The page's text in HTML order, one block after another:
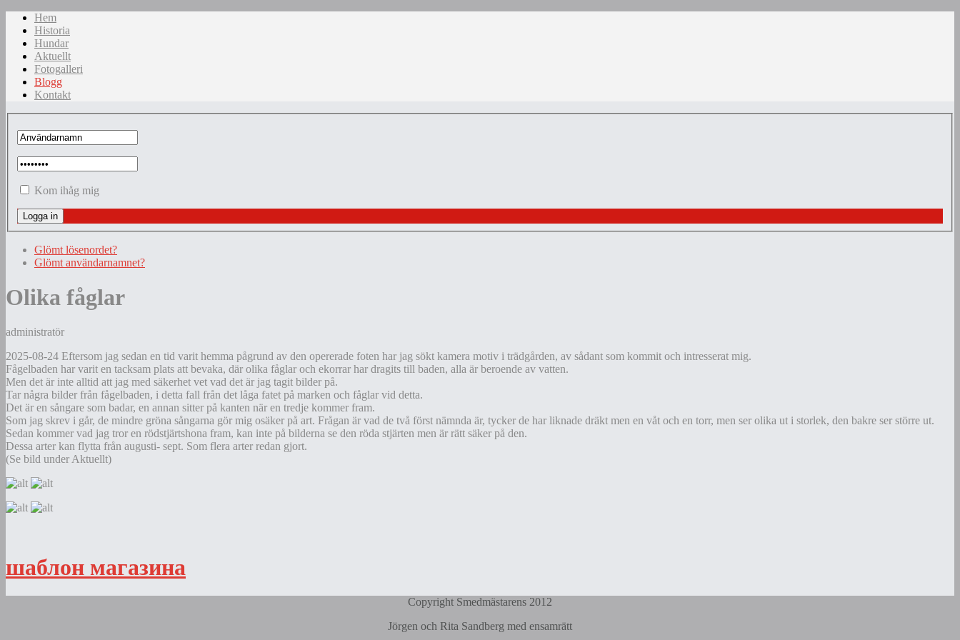
Hem
Historia
Hundar
Aktuellt
Fotogalleri
Blogg
Kontakt
Kom ihåg mig
Glömt lösenordet?
Glömt användarnamnet?
Olika fåglar
administratör
2025-08-24 Eftersom jag sedan en tid varit hemma pågrund av den opererade foten har jag sökt kamera motiv i trädgården, av sådant som kommit och intresserat mig.
Fågelbaden har varit en tacksam plats att bevaka, där olika fåglar och ekorrar har dragits till baden, alla är beroende av vatten.
Men det är inte alltid att jag med säkerhet vet vad det är jag tagit bilder på.
Tar några bilder från fågelbaden, i detta fall från det låga fatet på marken och fåglar vid detta.
Det är en sångare som badar, en annan sitter på kanten när en tredje kommer fram.
Som jag skrev i går, de mindre gröna sångarna gör mig osäker på art. Frågan är vad de två först nämnda är, tycker de har liknade dräkt men en våt och en torr, men ser olika ut i storlek, den bakre ser större ut.
Sedan kommer vad jag tror en rödstjärtshona fram, kan inte på bilderna se den röda stjärten men är rätt säker på den.
Dessa arter kan flytta från augusti- sept. Som flera arter redan gjort.
(Se bild under Aktuellt)
шаблон магазина
Copyright Smedmästarens 2012
Jörgen och Rita Sandberg med ensamrätt